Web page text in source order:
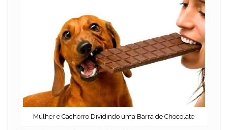
Mulher e Cachorro Dividindo uma Barra de Chocolate